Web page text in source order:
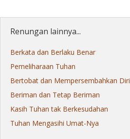
Renungan lainnya...
Berkata dan Berlaku Benar
Pemeliharaan Tuhan
Bertobat dan Mempersembahkan Diri
Beriman dan Tetap Beriman
Kasih Tuhan tak Berkesudahan
Tuhan Mengasihi Umat-Nya